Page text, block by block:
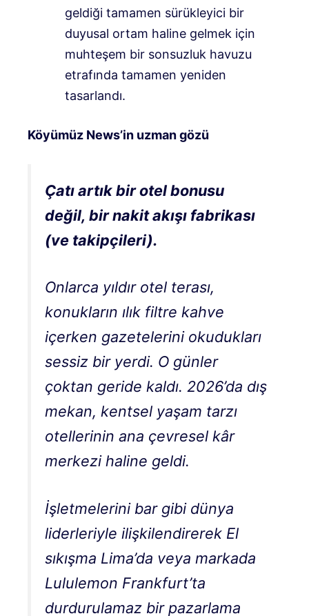
geldiği tamamen sürükleyici bir
duyusal ortam haline gelmek için
muhteşem bir sonsuzluk havuzu
etrafında tamamen yeniden
tasarlandı.
Köyümüz News’in uzman gözü
Çatı artık bir otel bonusu
değil, bir nakit akışı fabrikası
(ve takipçileri).
Onlarca yıldır otel terası,
konukların ılık filtre kahve
içerken gazetelerini okudukları
sessiz bir yerdi. O günler
çoktan geride kaldı. 2026’da dış
mekan, kentsel yaşam tarzı
otellerinin ana çevresel kâr
merkezi haline geldi.
İşletmelerini bar gibi dünya
liderleriyle ilişkilendirerek El
sıkışma Lima’da veya markada
Lululemon Frankfurt’ta
durdurulamaz bir pazarlama